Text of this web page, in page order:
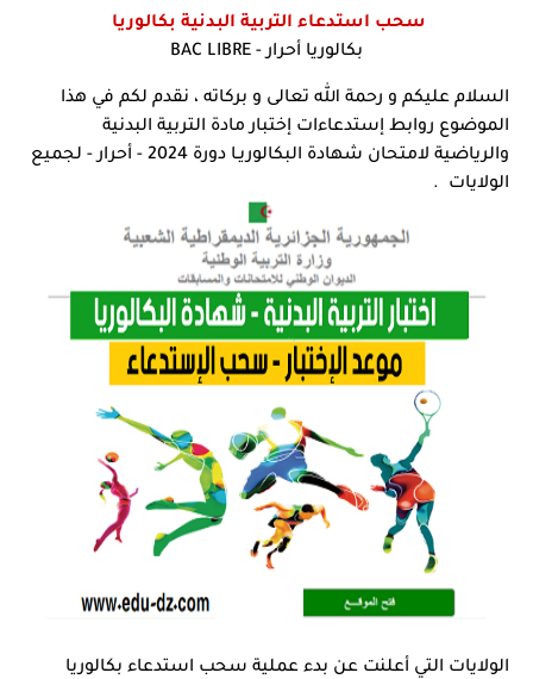
سحب استدعاء التربية البدنية بكالوريا
بكالوريا أحرار - BAC LIBRE
السلام عليكم و رحمة الله تعالى و بركاته ، نقدم لكم في هذا
الموضوع روابط إستدعاءات إختبار مادة التربية البدنية
والرياضية لامتحان شهادة البكالوريـا دورة 2024 - أحرار - لجميع
الولايات .
الولايات التي أعلنت عن بدء عملية سحب استدعاء بكالوريا